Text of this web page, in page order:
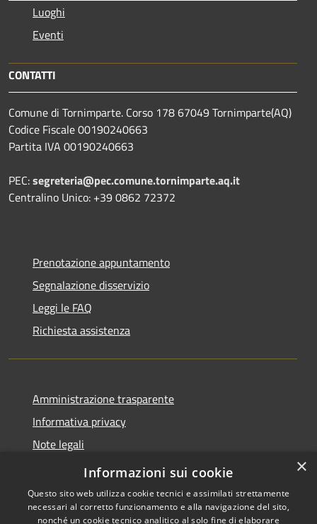
Luoghi
Eventi
CONTATTI
Comune di Tornimparte. Corso 178 67049 Tornimparte(AQ)
Codice Fiscale 00190240663
Partita IVA 00190240663
PEC:segreteria@pec.comune.tornimparte.aq.it
Centralino Unico: +39 0862 72372
Prenotazione appuntamento
Segnalazione disservizio
Leggi le FAQ
Richiesta assistenza
Amministrazione trasparente
Informativa privacy
Note legali
Dichiarazione di accessibilità
×
Informazioni sui cookie
Questo sito web utilizza cookie tecnici e assimilati strettamente
necessari al corretto funzionamento e alla navigazione del sito,
nonché un cookie tecnico analitico al solo fine di elaborare